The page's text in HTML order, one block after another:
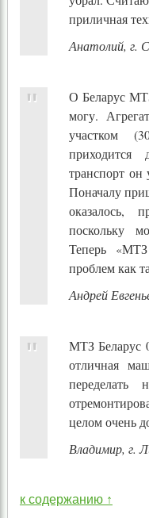
приличная
Анатолий, г.
О Беларус
могу.
участком
транспорт он
Поначалу
оказалось,
поскольку
Теперь
проблем как
Андрей
МТЗ Беларус
отличная
переделать
целом очень
Владимир, г.
к содержанию ↑